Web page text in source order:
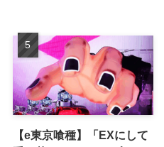
【e東京喰種】「EXにして